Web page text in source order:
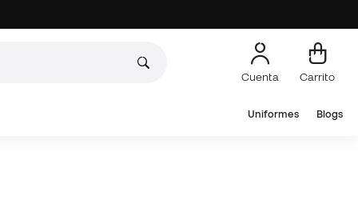
Cuenta Carrito
Uniformes Blogs